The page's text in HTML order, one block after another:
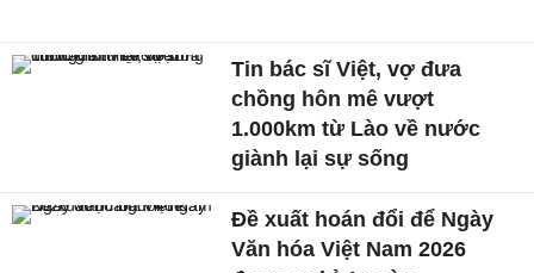
Tin bác sĩ Việt, vợ đưa
chồng hôn mê vượt
1.000km từ Lào về nước
giành lại sự sống
Đề xuất hoán đổi để Ngày
Văn hóa Việt Nam 2026